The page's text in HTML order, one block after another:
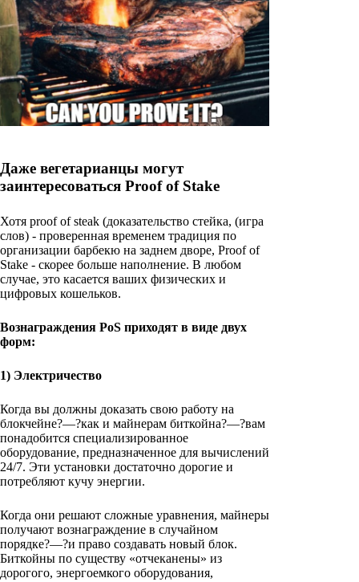
Даже вегетарианцы могут
заинтересоваться Proof of Stake
Хотя proof of steak (доказательство стейка, (игра
слов) - проверенная временем традиция по
организации барбекю на заднем дворе, Proof of
Stake - скорее больше наполнение. В любом
случае, это касается ваших физических и
цифровых кошельков.
Вознаграждения PoS приходят в виде двух
форм:
1) Электричество
Когда вы должны доказать свою работу на
блокчейне?—?как и майнерам биткойна?—?вам
понадобится специализированное
оборудование, предназначенное для вычислений
24/7. Эти установки достаточно дорогие и
потребляют кучу энергии.
Когда они решают сложные уравнения, майнеры
получают вознаграждение в случайном
порядке?—?и право создавать новый блок.
Биткойны по существу «отчеканены» из
дорогого, энергоемкого оборудования,